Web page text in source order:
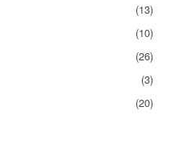
(13)
(10)
(26)
(3)
(20)